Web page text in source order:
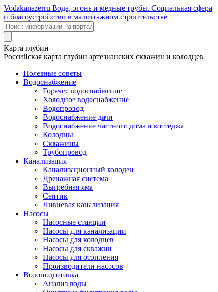
Vodakanazerru Вода, огонь и медные трубы. Социальная сфера
и благоустройство в малоэтажном строительстве
Карта глубин
Российская карта глубин артезианских скважин и колодцев
Полезные советы
Водоснабжение
Горячее водоснабжение
Холодное водоснабжение
Водопровод
Водоснабжение дачи
Водоснабжение частного дома и коттеджа
Колодцы
Скважины
Трубопровод
Канализация
Канализационный колодец
Дренажная система
Выгребная яма
Септик
Ливневая канализация
Насосы
Насосные станции
Насосы для канализации
Насосы для колодцев
Насосы для скважин
Насосы для отопления
Производители насосов
Водоподготовка
Анализ воды